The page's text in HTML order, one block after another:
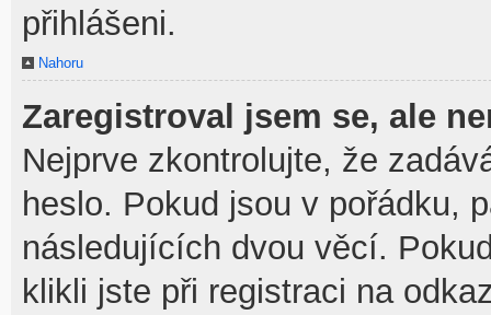
přihlášeni.
Nahoru
Zaregistroval jsem se, ale
Nejprve zkontrolujte, že
heslo. Pokud jsou v pořádku,
následujících dvou věcí.
klikli jste při registraci na